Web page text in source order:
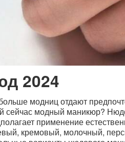
2024
модниц отдают
сейчас модный маникюр?
применение
кремовый, молочный,